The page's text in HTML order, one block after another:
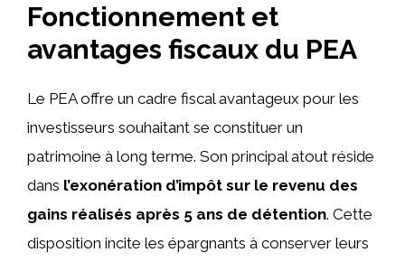
Fonctionnement et
avantages fiscaux du PEA
Le PEA offre un cadre fiscal avantageux pour les
investisseurs souhaitant se constituer un
patrimoine à long terme. Son principal atout réside
dans l’exonération d’impôt sur le revenu des
gains réalisés après 5 ans de détention. Cette
disposition incite les épargnants à conserver leurs